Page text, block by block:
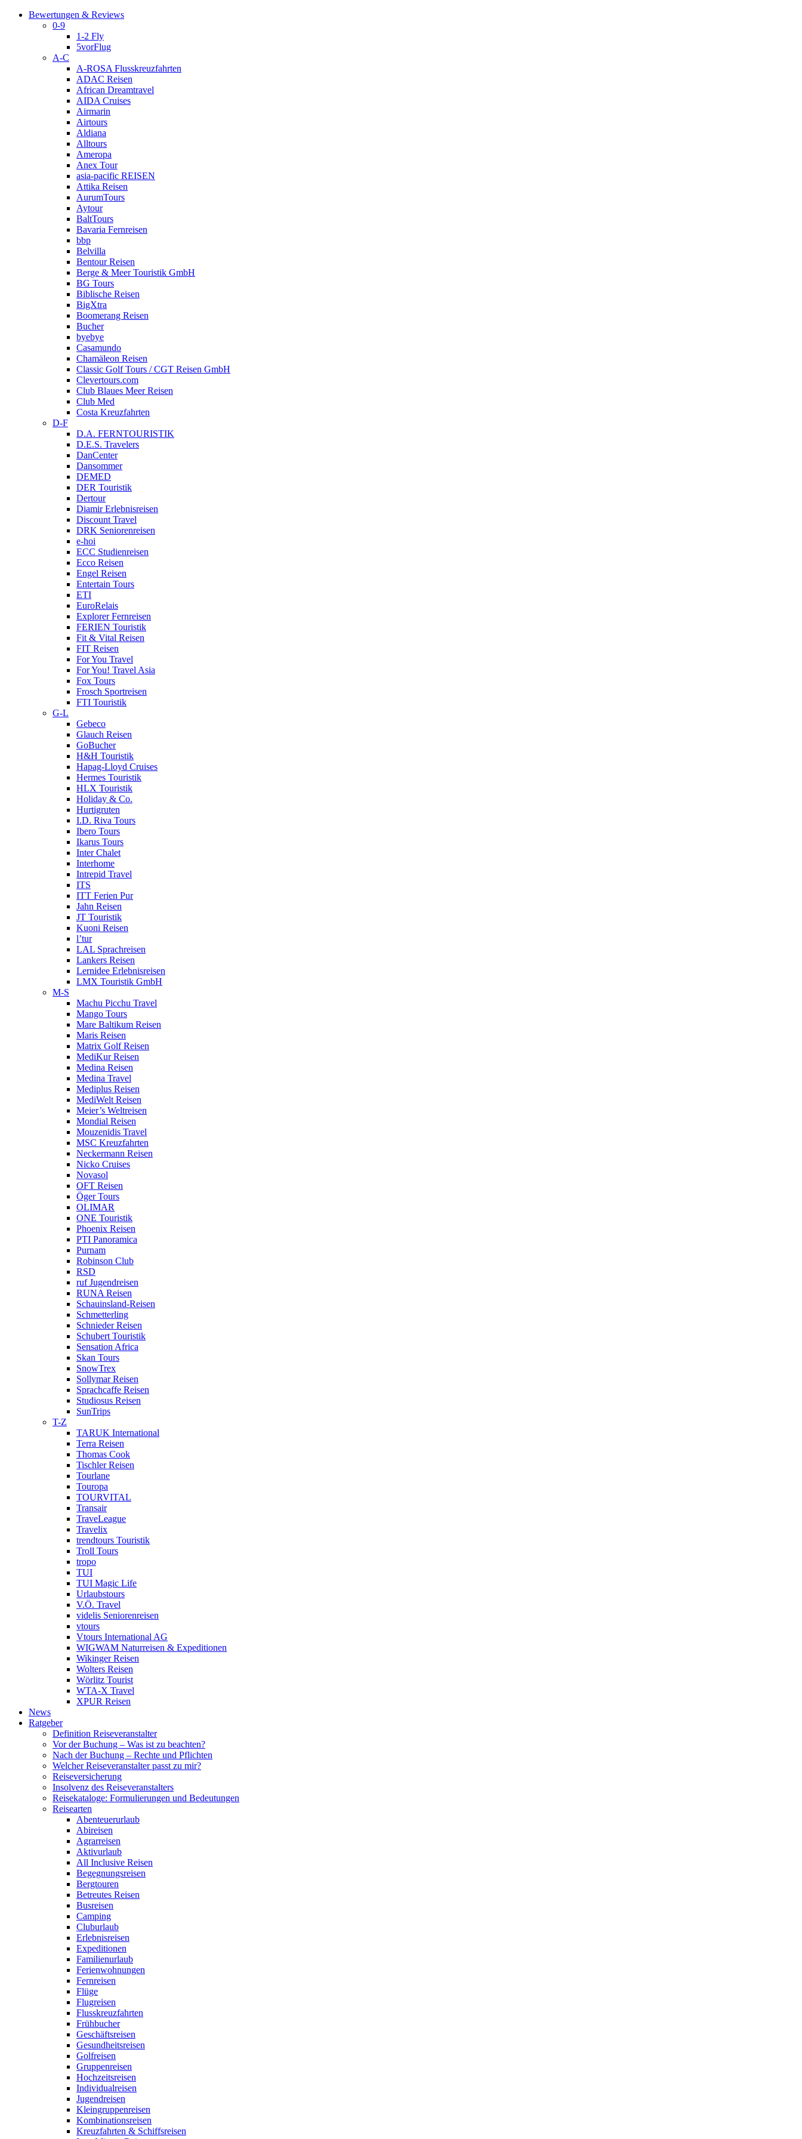
Bewertungen & Reviews
0-9
1-2 Fly
5vorFlug
A-C
A-ROSA Flusskreuzfahrten
ADAC Reisen
African Dreamtravel
AIDA Cruises
Airmarin
Airtours
Aldiana
Alltours
Ameropa
Anex Tour
asia-pacific REISEN
Attika Reisen
AurumTours
Aytour
BaltTours
Bavaria Fernreisen
bbp
Belvilla
Bentour Reisen
Berge & Meer Touristik GmbH
BG Tours
Biblische Reisen
BigXtra
Boomerang Reisen
Bucher
byebye
Casamundo
Chamäleon Reisen
Classic Golf Tours / CGT Reisen GmbH
Clevertours.com
Club Blaues Meer Reisen
Club Med
Costa Kreuzfahrten
D-F
D.A. FERNTOURISTIK
D.E.S. Travelers
DanCenter
Dansommer
DEMED
DER Touristik
Dertour
Diamir Erlebnisreisen
Discount Travel
DRK Seniorenreisen
e-hoi
ECC Studienreisen
Ecco Reisen
Engel Reisen
Entertain Tours
ETI
EuroRelais
Explorer Fernreisen
FERIEN Touristik
Fit & Vital Reisen
FIT Reisen
For You Travel
For You! Travel Asia
Fox Tours
Frosch Sportreisen
FTI Touristik
G-L
Gebeco
Glauch Reisen
GoBucher
H&H Touristik
Hapag-Lloyd Cruises
Hermes Touristik
HLX Touristik
Holiday & Co.
Hurtigruten
I.D. Riva Tours
Ibero Tours
Ikarus Tours
Inter Chalet
Interhome
Intrepid Travel
ITS
ITT Ferien Pur
Jahn Reisen
JT Touristik
Kuoni Reisen
l’tur
LAL Sprachreisen
Lankers Reisen
Lernidee Erlebnisreisen
LMX Touristik GmbH
M-S
Machu Picchu Travel
Mango Tours
Mare Baltikum Reisen
Maris Reisen
Matrix Golf Reisen
MediKur Reisen
Medina Reisen
Medina Travel
Mediplus Reisen
MediWelt Reisen
Meier’s Weltreisen
Mondial Reisen
Mouzenidis Travel
MSC Kreuzfahrten
Neckermann Reisen
Nicko Cruises
Novasol
OFT Reisen
Öger Tours
OLIMAR
ONE Touristik
Phoenix Reisen
PTI Panoramica
Purnam
Robinson Club
RSD
ruf Jugendreisen
RUNA Reisen
Schauinsland-Reisen
Schmetterling
Schnieder Reisen
Schubert Touristik
Sensation Africa
Skan Tours
SnowTrex
Sollymar Reisen
Sprachcaffe Reisen
Studiosus Reisen
SunTrips
T-Z
TARUK International
Terra Reisen
Thomas Cook
Tischler Reisen
Tourlane
Touropa
TOURVITAL
Transair
TraveLeague
Travelix
trendtours Touristik
Troll Tours
tropo
TUI
TUI Magic Life
Urlaubstours
V.Ö. Travel
videlis Seniorenreisen
vtours
Vtours International AG
WIGWAM Naturreisen & Expeditionen
Wikinger Reisen
Wolters Reisen
Wörlitz Tourist
WTA-X Travel
XPUR Reisen
News
Ratgeber
Definition Reiseveranstalter
Vor der Buchung – Was ist zu beachten?
Nach der Buchung – Rechte und Pflichten
Welcher Reiseveranstalter passt zu mir?
Reiseversicherung
Insolvenz des Reiseveranstalters
Reisekataloge: Formulierungen und Bedeutungen
Reisearten
Abenteuerurlaub
Abireisen
Agrarreisen
Aktivurlaub
All Inclusive Reisen
Begegnungsreisen
Bergtouren
Betreutes Reisen
Busreisen
Camping
Cluburlaub
Erlebnisreisen
Expeditionen
Familienurlaub
Ferienwohnungen
Fernreisen
Flüge
Flugreisen
Flusskreuzfahrten
Frühbucher
Geschäftsreisen
Gesundheitsreisen
Golfreisen
Gruppenreisen
Hochzeitsreisen
Individualreisen
Jugendreisen
Kleingruppenreisen
Kombinationsreisen
Kreuzfahrten & Schiffsreisen